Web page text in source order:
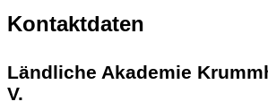
Kontaktdaten
Ländliche Akademie
V.